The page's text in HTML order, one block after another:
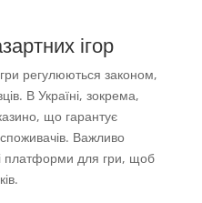
ігор
регулюються законом,
В Україні, зокрема,
що гарантує
Важливо
платформи для гри, щоб